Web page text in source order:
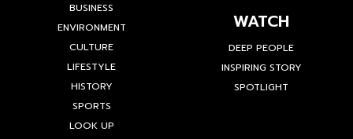
BUSINESS
ENVIRONMENT
CULTURE
LIFESTYLE
HISTORY
SPORTS
LOOK UP
WATCH
DEEP PEOPLE
INSPIRING STORY
SPOTLIGHT